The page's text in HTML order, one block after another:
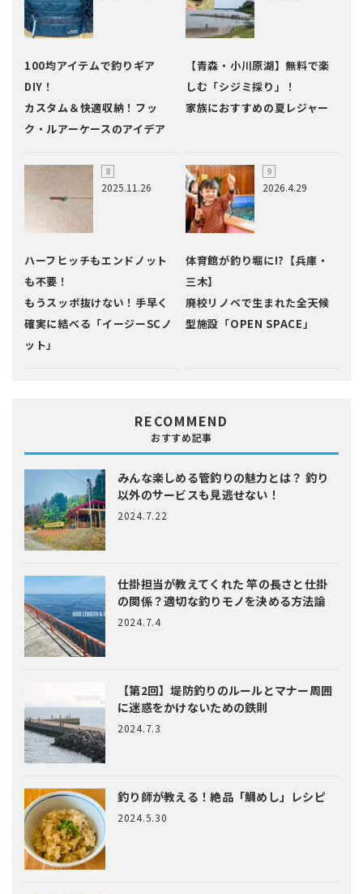
100均アイテムで釣りギア
DIY！
カスタム＆快適収納！フッ
ク・ルアーケースのアイデア
【青森・小川原湖】無料で楽
しむ「シジミ採り」！
家族におすすめの夏レジャー
2025.11.26
ハーフヒッチもエンドノット
も不要！
もうスッポ抜けない！手早く
確実に結べる「イージーSCノ
ット」
2026.4.29
体育館が釣り堀に!?【兵庫・
三木】
廃校リノベで生まれた全天候
型施設「OPEN SPACE」
RECOMMEND
おすすめ記事
みんな楽しめる管釣りの魅力とは？ 釣り
以外のサービスも見逃せない！
2024.7.22
仕掛担当が教えてくれた竿の長さと仕掛
の関係？適切な釣りモノを決める方法論
2024.7.4
【第2回】堤防釣りのルールとマナー周囲
に迷惑をかけないための鉄則
2024.7.3
釣り師が教える！絶品「鯛めし」レシピ
2024.5.30